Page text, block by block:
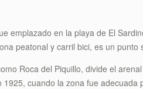
emplazado en la playa de El
peatonal y carril bici, es un punto
Roca del Piquillo, divide el
cuando la zona fue